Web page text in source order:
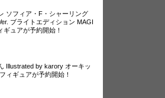
ソフィア・F・シャーリング
ブライトエディション MAGI
ギュアが予約開始！
Illustrated by karory オーキッ
ィギュアが予約開始！